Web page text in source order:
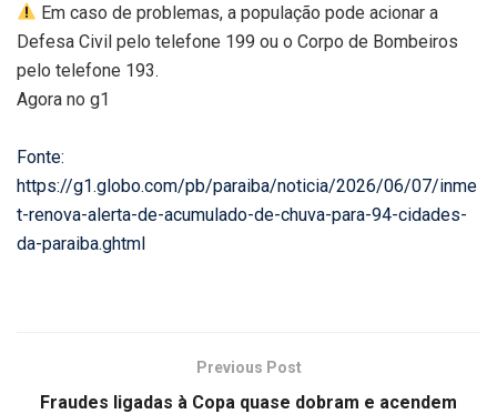
Em caso de problemas, a população pode acionar a
Defesa Civil pelo telefone 199 ou o Corpo de Bombeiros
pelo telefone 193.
Agora no g1
Fonte:
https://g1.globo.com/pb/paraiba/noticia/2026/06/07/inme
t-renova-alerta-de-acumulado-de-chuva-para-94-cidades-
da-paraiba.ghtml
Previous Post
Fraudes ligadas à Copa quase dobram e acendem